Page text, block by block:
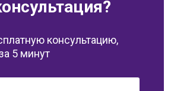
консультацию,
5 минут